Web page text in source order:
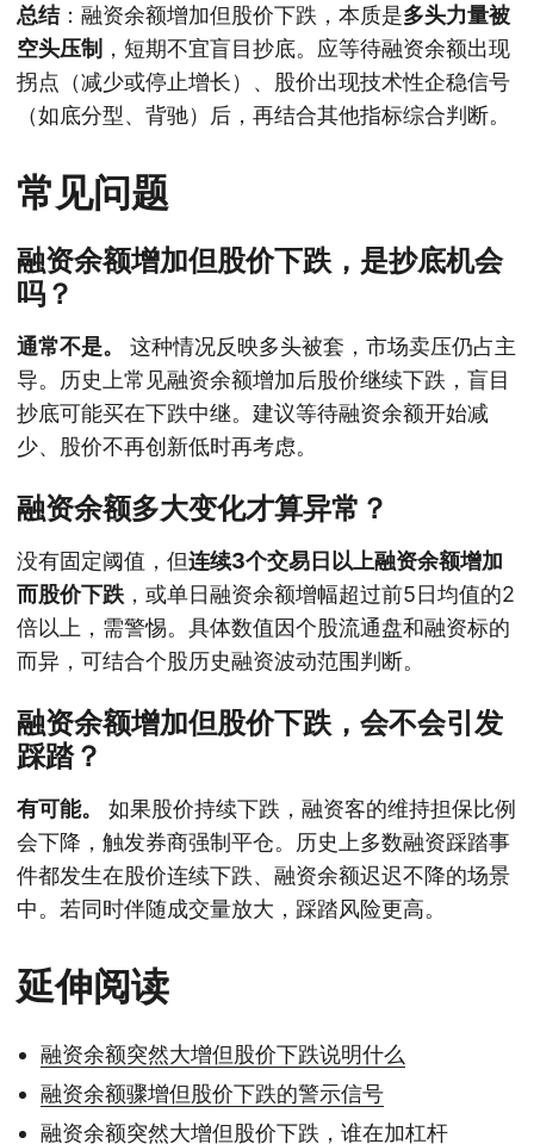
总结：融资余额增加但股价下跌，本质是多头力量被
空头压制 ，短期不宜盲目抄底。应等待融资余额出现
拐点（减少或停止增长）、股价出现技术性企稳信号
（如底分型、背驰）后，再结合其他指标综合判断。
常见问题
融资余额增加但股价下跌，是抄底机会
吗？
通常不是。
这种情况反映多头被套，市场卖压仍占主
导。历史上常见融资余额增加后股价继续下跌，盲目
抄底可能买在下跌中继。建议等待融资余额开始减
少、股价不再创新低时再考虑。
融资余额多大变化才算异常？
没有固定阈值，但连续3个交易日以上融资余额增加
而股价下跌 ，或单日融资余额增幅超过前5日均值的2
倍以上，需警惕。具体数值因个股流通盘和融资标的
而异，可结合个股历史融资波动范围判断。
融资余额增加但股价下跌，会不会引发
踩踏？
有可能。
如果股价持续下跌，融资客的维持担保比例
会下降，触发券商强制平仓。历史上多数融资踩踏事
件都发生在股价连续下跌、融资余额迟迟不降的场景
中。若同时伴随成交量放大，踩踏风险更高。
延伸阅读
融资余额突然大增但股价下跌说明什么
融资余额骤增但股价下跌的警示信号
融资余额突然大增但股价下跌，谁在加杠杆